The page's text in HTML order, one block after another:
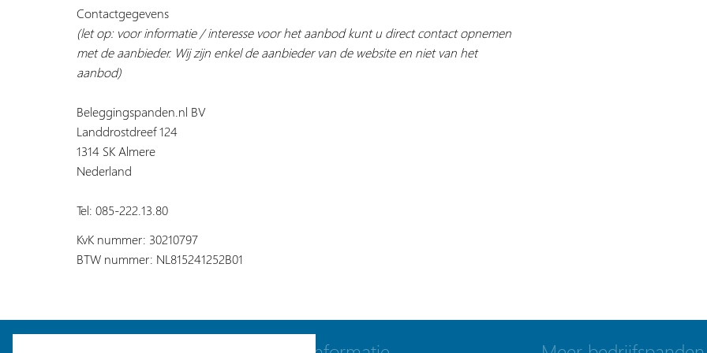
Contactgegevens
(let op: voor informatie / interesse voor het aanbod kunt u direct contact opnemen
met de aanbieder. Wij zijn enkel de aanbieder van de website en niet van het
aanbod)
Beleggingspanden.nl BV
Landdrostdreef 124
1314 SK Almere
Nederland
Tel: 085-222.13.80
KvK nummer: 30210797
BTW nummer: NL815241252B01